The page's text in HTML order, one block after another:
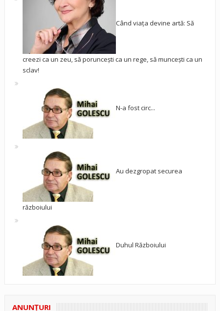
Când viața devine artă: Să
creezi ca un zeu, să poruncești ca un rege, să muncești ca un
sclav!
N-a fost circ...
Au dezgropat securea
războiului
Duhul Războiului
ANUNŢURI